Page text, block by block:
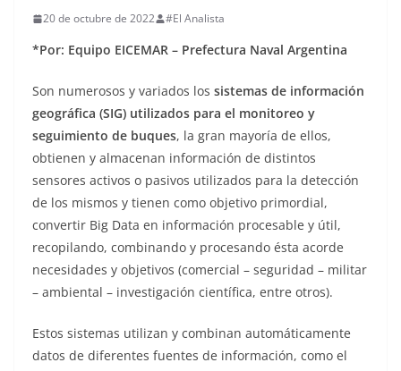
20 de octubre de 2022 #El Analista
*Por: Equipo EICEMAR – Prefectura Naval Argentina
Son numerosos y variados los sistemas de información
geográfica (SIG) utilizados para el monitoreo y
seguimiento de buques, la gran mayoría de ellos,
obtienen y almacenan información de distintos
sensores activos o pasivos utilizados para la detección
de los mismos y tienen como objetivo primordial,
convertir Big Data en información procesable y útil,
recopilando, combinando y procesando ésta acorde
necesidades y objetivos (comercial – seguridad – militar
– ambiental – investigación científica, entre otros).
Estos sistemas utilizan y combinan automáticamente
datos de diferentes fuentes de información, como el